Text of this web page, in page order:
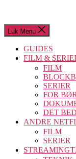
Luk Menu
GUIDES
FILM &
FILM
SERIER
FOR
DET
ANDRE
FILM
SERIER